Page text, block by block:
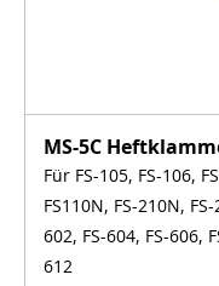
MS-5C
Für FS-105, FS-106,
FS110N, FS-210N,
602, FS-604, FS-606,
612